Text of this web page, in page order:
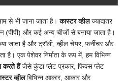
से भी जाना जाता है।कास्टर व्हीलज्यादातर
(पीपी) और कई अन्य चीजों से बनाया जाता है।
जाता है और ट्रॉली, व्हील चेयर, फर्नीचर और
है। एक पेशेवर निर्माता के रूप में, हम विभिन्न
करते हैंजैसे कुंडा प्लेट प्रकार, फिक्स प्लेट
व्हीलविभिन्न आकार, आकार और